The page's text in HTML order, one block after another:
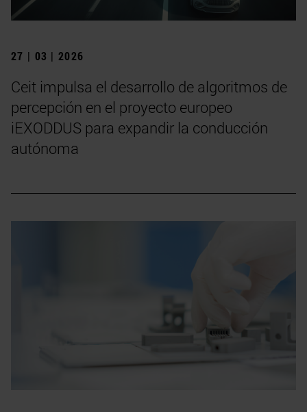
27 | 03 | 2026
Ceit impulsa el desarrollo de algoritmos de
percepción en el proyecto europeo
iEXODDUS para expandir la conducción
autónoma